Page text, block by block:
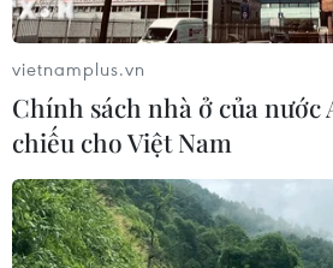
vietnamplus.vn
Chính sách nhà ở của nước
chiếu cho Việt Nam